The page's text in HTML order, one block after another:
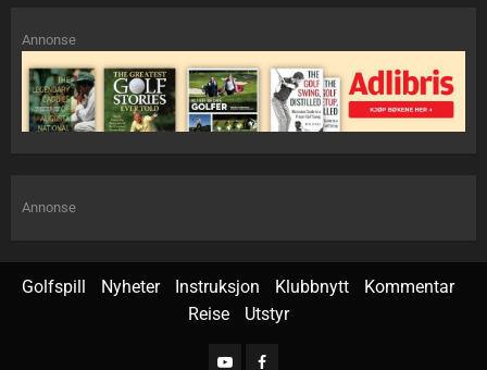
Annonse
Annonse
Golfspill Nyheter Instruksjon Klubbnytt
Kommentar
Reise
Utstyr